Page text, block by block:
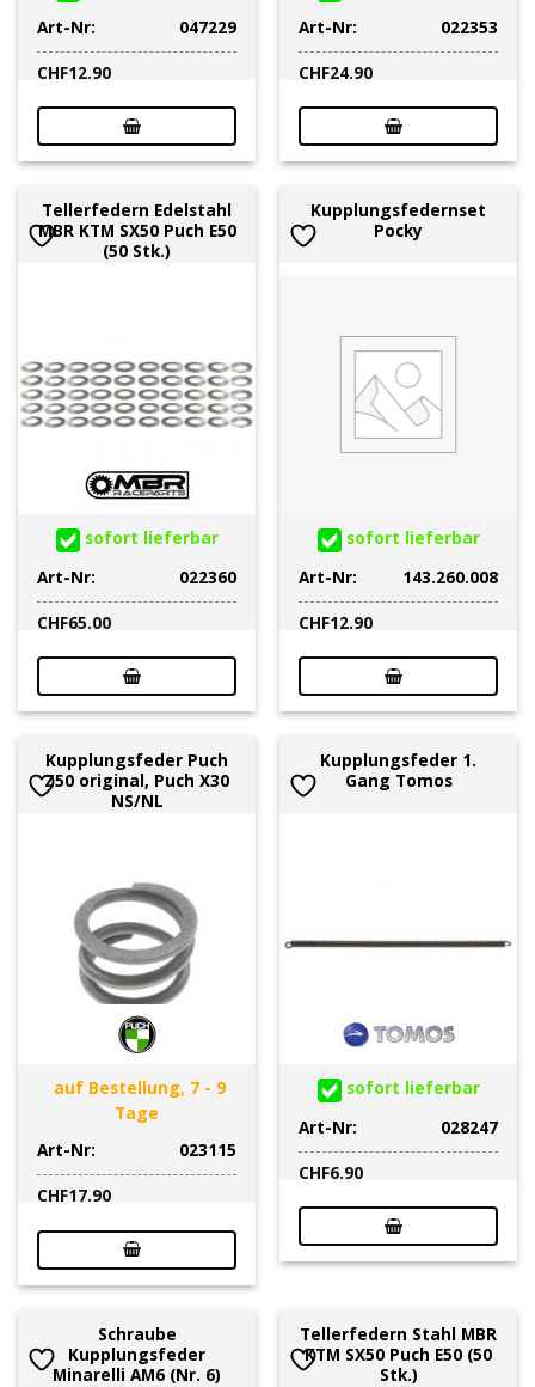
Art-Nr:
047229
CHF12.90
Art-Nr:
022353
CHF24.90
Tellerfedern Edelstahl
MBR KTM SX50 Puch E50
(50 Stk.)
sofort lieferbar
Art-Nr:
022360
CHF65.00
Kupplungsfedernset
Pocky
sofort lieferbar
Art-Nr:
143.260.008
CHF12.90
Kupplungsfeder Puch
Z50 original, Puch X30
NS/NL
auf Bestellung, 7 - 9
Tage
Art-Nr:
023115
CHF17.90
Kupplungsfeder 1.
Gang Tomos
sofort lieferbar
Art-Nr:
028247
CHF6.90
Schraube
Kupplungsfeder
Minarelli AM6 (Nr. 6)
Tellerfedern Stahl MBR
KTM SX50 Puch E50 (50
Stk.)